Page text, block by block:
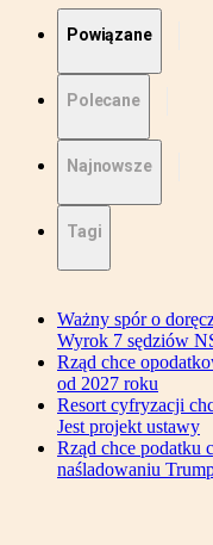
Powiązane
Polecane
Najnowsze
Tagi
Ważny spór o
Wyrok 7 sędziów
Rząd chce
od 2027 roku
Resort cyfryzacji
Jest projekt ustawy
Rząd chce podatku
naśladowaniu